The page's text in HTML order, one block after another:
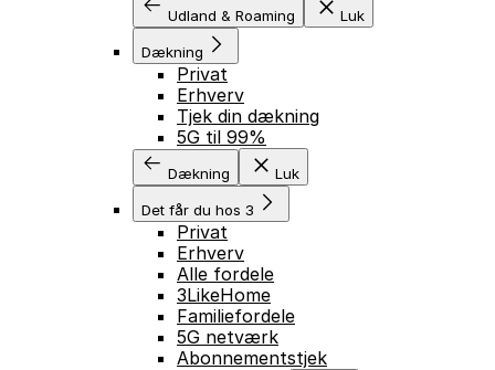
Udland & Roaming Luk
Dækning
Privat
Erhverv
Tjek din dækning
5G til 99%
Dækning Luk
Det får du hos 3
Privat
Erhverv
Alle fordele
3LikeHome
Familiefordele
5G netværk
Abonnementstjek